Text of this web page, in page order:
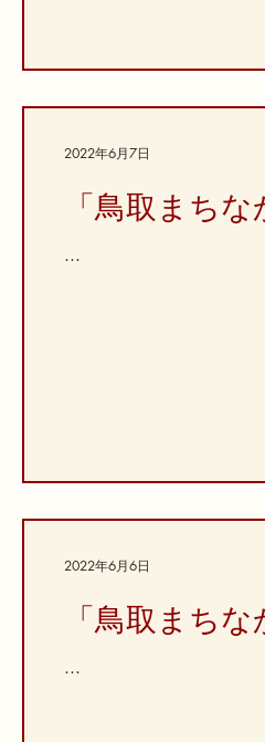
「鳥取まち
...
2022年6月7日
「鳥取まち
...
2022年6月6日